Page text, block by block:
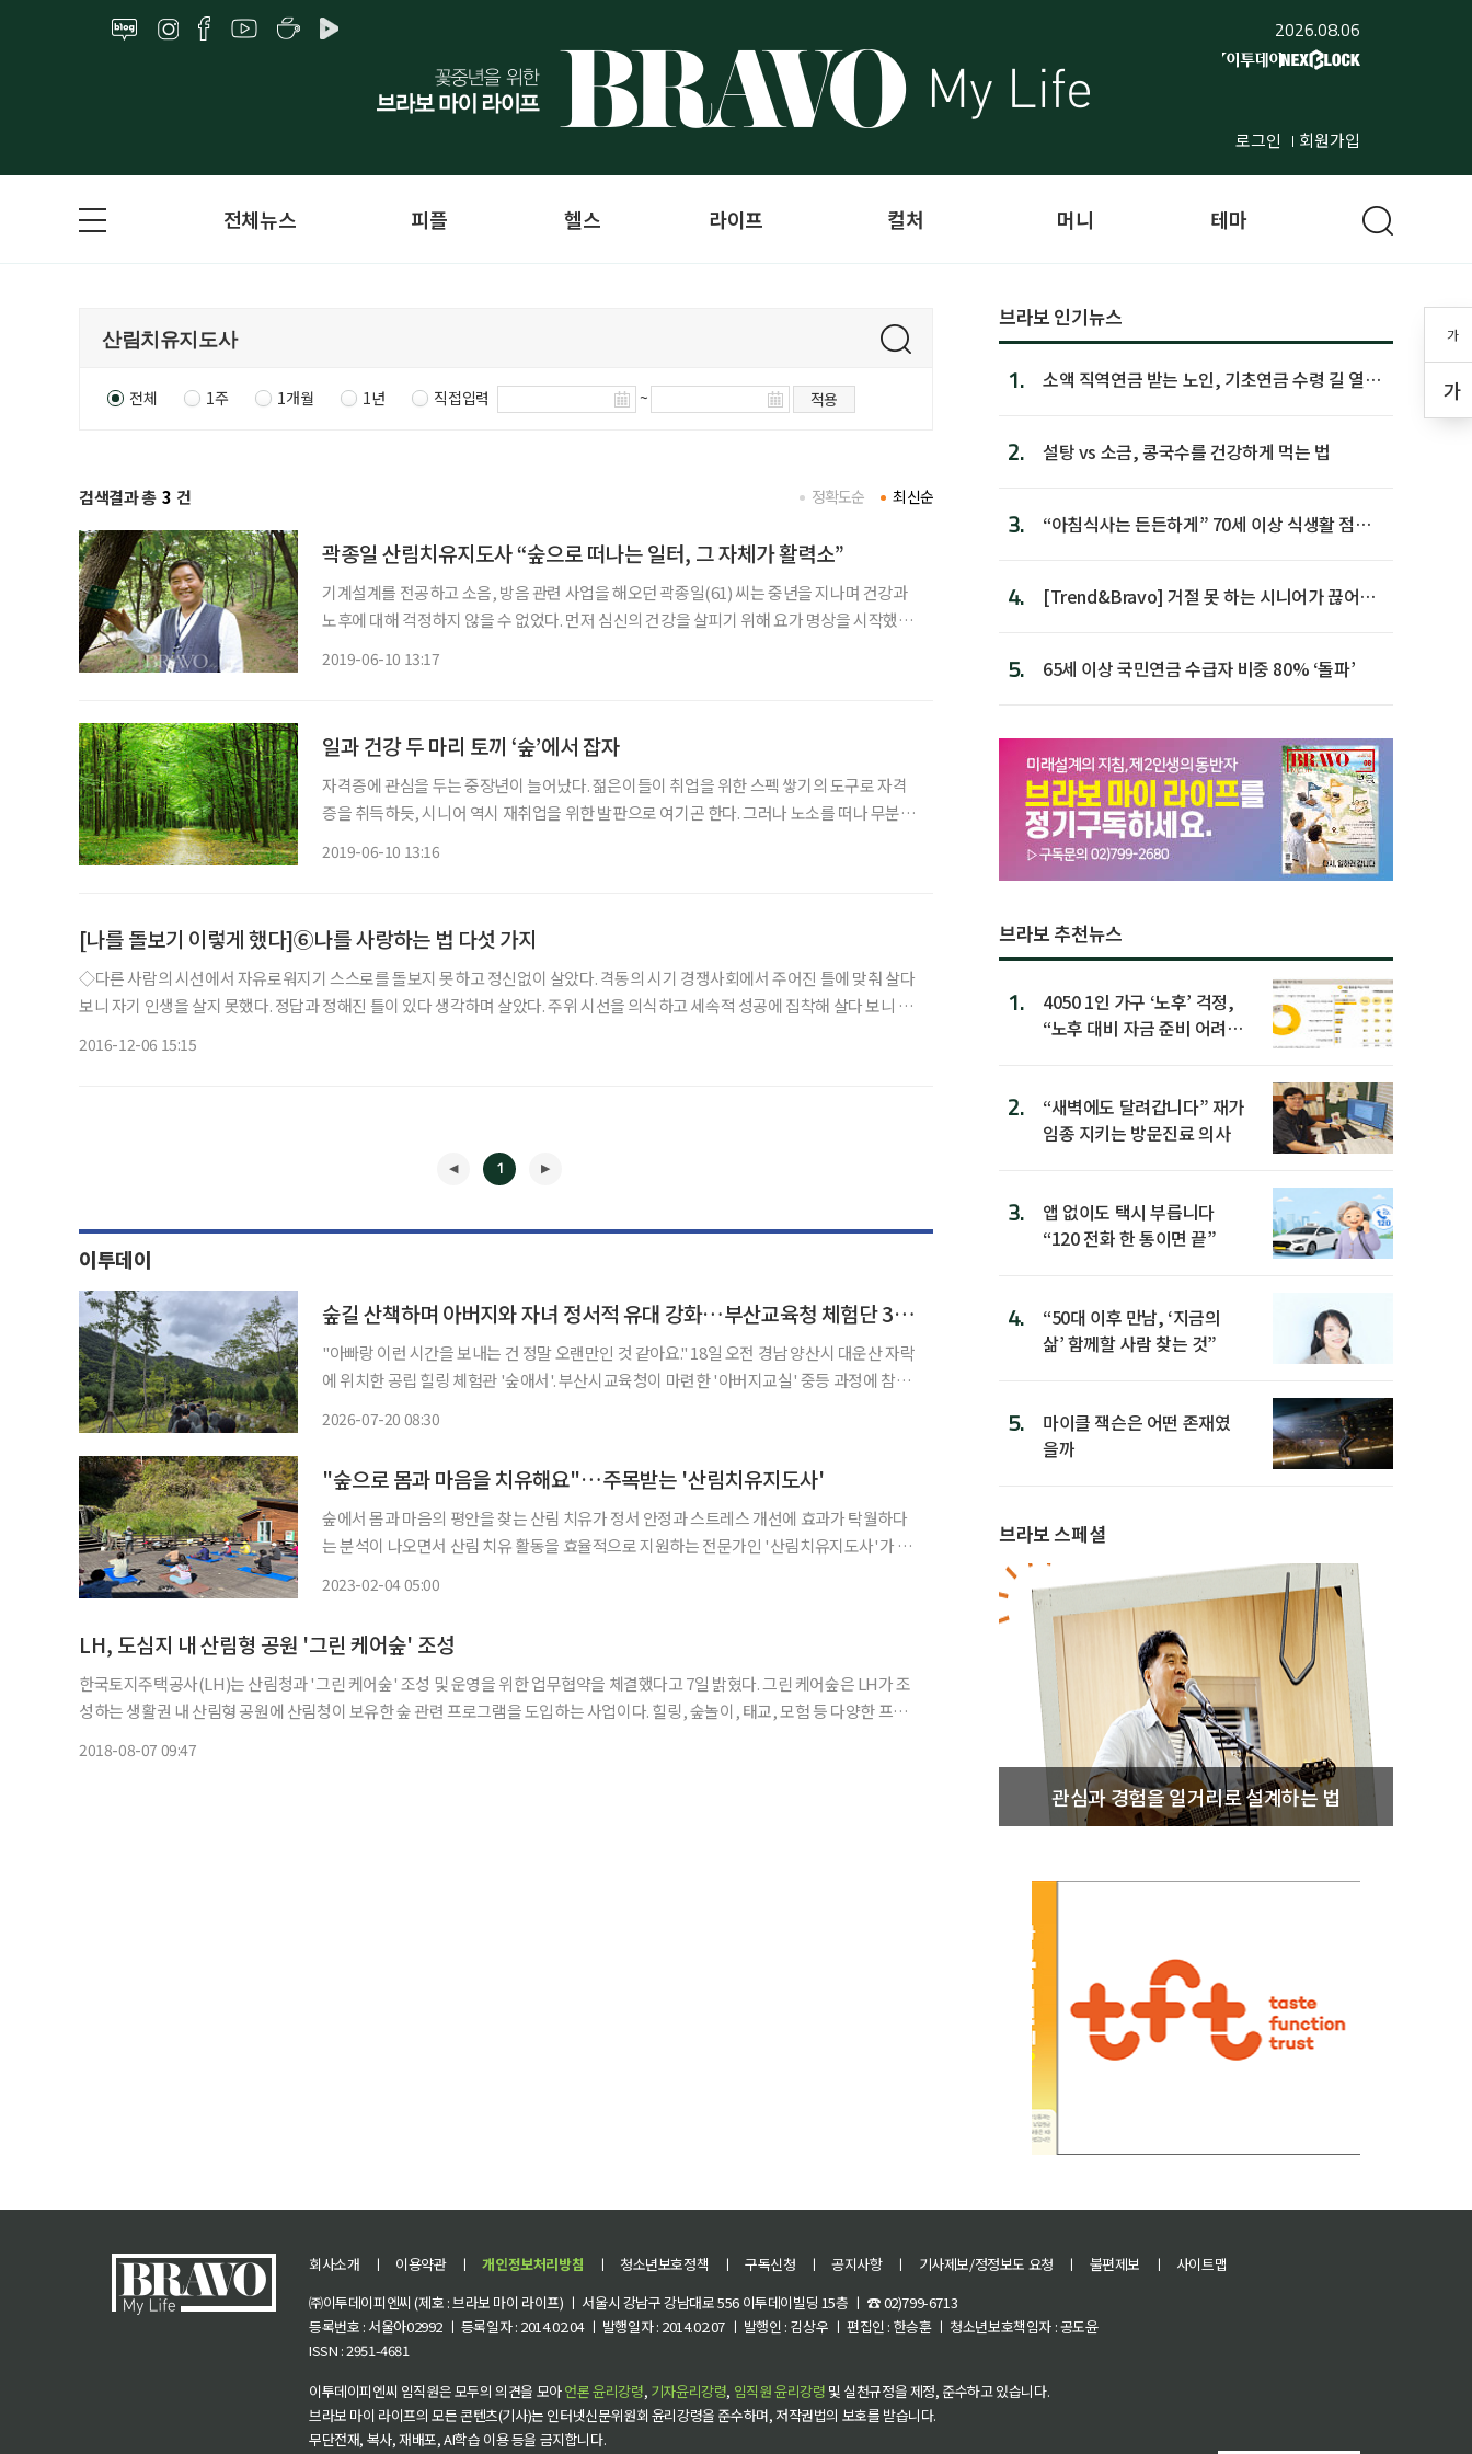
2026.08.06
로그인 회원가입
가
가
전체뉴스 피플 헬스 라이프 컬처 머니 테마
전체 1주 1개월 1년 직접입력 ~ 적용
검색결과 총 3 건 최신순
정확도순
곽종일 산림치유지도사 “숲으로 떠나는 일터, 그 자체가 활력소”
기계설계를 전공하고 소음, 방음 관련 사업을 해오던 곽종일(61) 씨는 중년을 지나며 건강과
노후에 대해 걱정하지 않을 수 없었다. 먼저 심신의 건강을 살피기 위해 요가 명상을 시작했는
2019-06-10 13:17
일과 건강 두 마리 토끼 ‘숲’에서 잡자
자격증에 관심을 두는 중장년이 늘어났다. 젊은이들이 취업을 위한 스펙 쌓기의 도구로 자격
증을 취득하듯, 시니어 역시 재취업을 위한 발판으로 여기곤 한다. 그러나 노소를 떠나 무분별
2019-06-10 13:16
[나를 돌보기 이렇게 했다]⑥나를 사랑하는 법 다섯 가지
◇다른 사람의 시선에서 자유로워지기 스스로를 돌보지 못하고 정신없이 살았다. 격동의 시기 경쟁사회에서 주어진 틀에 맞춰 살다
보니 자기 인생을 살지 못했다. 정답과 정해진 틀이 있다 생각하며 살았다. 주위 시선을 의식하고 세속적 성공에 집착해 살다 보니 행
2016-12-06 15:15
1
이투데이
숲길 산책하며 아버지와 자녀 정서적 유대 강화…부산교육청 체험단 34팀 참가
"아빠랑 이런 시간을 보내는 건 정말 오랜만인 것 같아요." 18일 오전 경남 양산시 대운산 자락
에 위치한 공립 힐링 체험관 '숲애서'. 부산시교육청이 마련한 '아버지교실' 중등 과정에 참가
2026-07-20 08:30
"숲으로 몸과 마음을 치유해요"…주목받는 '산림치유지도사'
숲에서 몸과 마음의 평안을 찾는 산림 치유가 정서 안정과 스트레스 개선에 효과가 탁월하다
는 분석이 나오면서 산림 치유 활동을 효율적으로 지원하는 전문가인 '산림치유지도사'가 주
2023-02-04 05:00
LH, 도심지 내 산림형 공원 '그린 케어숲' 조성
한국토지주택공사(LH)는 산림청과 '그린 케어숲' 조성 및 운영을 위한 업무협약을 체결했다고 7일 밝혔다. 그린 케어숲은 LH가 조
성하는 생활권 내 산림형 공원에 산림청이 보유한 숲 관련 프로그램을 도입하는 사업이다. 힐링, 숲놀이, 태교, 모험 등 다양한 프로
2018-08-07 09:47
브라보 인기뉴스
1.
소액 직역연금 받는 노인, 기초연금 수령 길 열린
2. 설탕 vs 소금, 콩국수를 건강하게 먹는 법
3.
“아침식사는 든든하게” 70세 이상 식생활 점수
4.
[Trend&Bravo] 거절 못 하는 시니어가 끊어야
5. 65세 이상 국민연금 수급자 비중 80% ‘돌파’
브라보 추천뉴스
1.
4050 1인 가구 ‘노후’ 걱정,
“노후 대비 자금 준비 어려
2.
“새벽에도 달려갑니다” 재가
임종 지키는 방문진료 의사
3.
앱 없이도 택시 부릅니다
“120 전화 한 통이면 끝”
4.
“50대 이후 만남, ‘지금의
삶’ 함께할 사람 찾는 것”
5.
마이클 잭슨은 어떤 존재였
을까
브라보 스페셜
관심과 경험을 일거리로 설계하는 법
회사소개 ㅣ 이용약관 ㅣ 개인정보처리방침 ㅣ 청소년보호정책 ㅣ 구독신청 ㅣ 공지사항 ㅣ 기사제보/정정보도 요청 ㅣ 불편제보 ㅣ
사이트맵
㈜이투데이피엔씨 (제호 : 브라보 마이 라이프) ㅣ 서울시 강남구 강남대로 556 이투데이빌딩 15층 ㅣ ☎ 02)799-6713
등록번호 : 서울아02992 ㅣ 등록일자 : 2014.02.04 ㅣ 발행일자 : 2014.02.07 ㅣ 발행인 : 김상우 ㅣ 편집인 : 한승훈 ㅣ 청소년보호책임자 : 공도윤
ISSN : 2951-4681
이투데이피엔씨 임직원은 모두의 의견을 모아언론 윤리강령, 기자윤리강령, 임직원 윤리강령 및 실천규정을 제정, 준수하고 있습니다.
브라보 마이 라이프의 모든 콘텐츠(기사)는 인터넷신문위원회 윤리강령을 준수하며, 저작권법의 보호를 받습니다.
무단전재, 복사, 재배포, AI학습 이용 등을 금지합니다.